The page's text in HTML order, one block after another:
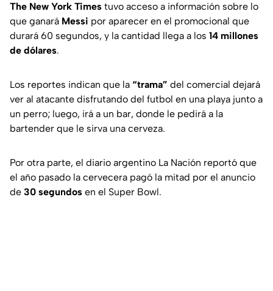
The New York Times tuvo acceso a información sobre lo
que ganará Messi por aparecer en el promocional que
durará 60 segundos, y la cantidad llega a los 14 millones
de dólares.
Los reportes indican que la “trama” del comercial dejará
ver al atacante disfrutando del futbol en una playa junto a
un perro; luego, irá a un bar, donde le pedirá a la
bartender que le sirva una cerveza.
Por otra parte, el diario argentino La Nación reportó que
el año pasado la cervecera pagó la mitad por el anuncio
de 30 segundos en el Super Bowl.